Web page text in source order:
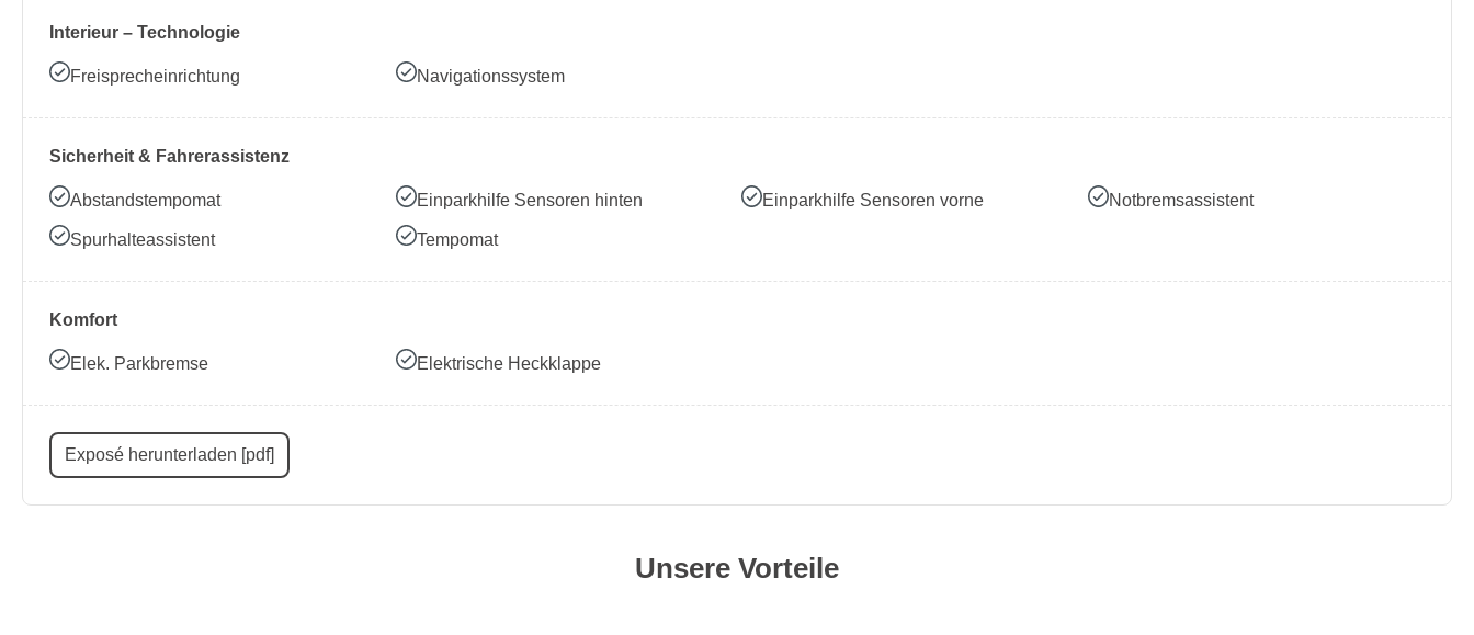
Interieur – Technologie
Freisprecheinrichtung Navigationssystem
Sicherheit & Fahrerassistenz
Abstandstempomat Einparkhilfe Sensoren hinten Einparkhilfe Sensoren vorne Notbremsassistent
Spurhalteassistent Tempomat
Komfort
Elek. Parkbremse Elektrische Heckklappe
Exposé herunterladen [pdf]
Unsere Vorteile